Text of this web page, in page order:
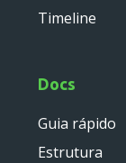
Timeline
Docs
Guia rápido
Estrutura